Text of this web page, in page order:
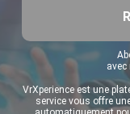
VrXperience est une
service vous offre